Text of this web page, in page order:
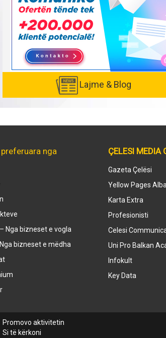
Lajme & Blog
nga
Nga bizneset e vogla
bizneset e mëdha
ÇELESI MEDIA
Gazeta Çelësi
Yellow Pages
Karta Extra
Profesionisti
Celesi
Uni Pro Balkan
Infokult
Key Data
Promovo aktivitetin
Si të kërkoni